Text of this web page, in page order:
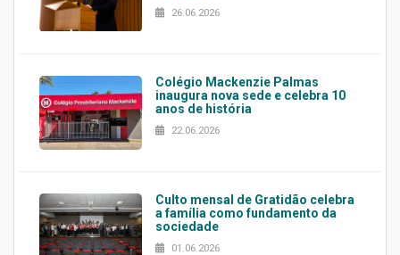
26.06.2026
Colégio Mackenzie Palmas
inaugura nova sede e celebra 10
anos de história
22.06.2026
Culto mensal de Gratidão celebra
a família como fundamento da
sociedade
01.06.2026